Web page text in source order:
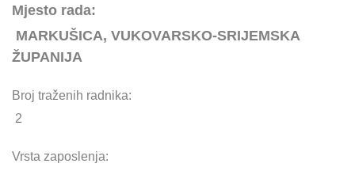
Mjesto rada:
MARKUŠICA, VUKOVARSKO-SRIJEMSKA
ŽUPANIJA
Broj traženih radnika:
2
Vrsta zaposlenja: